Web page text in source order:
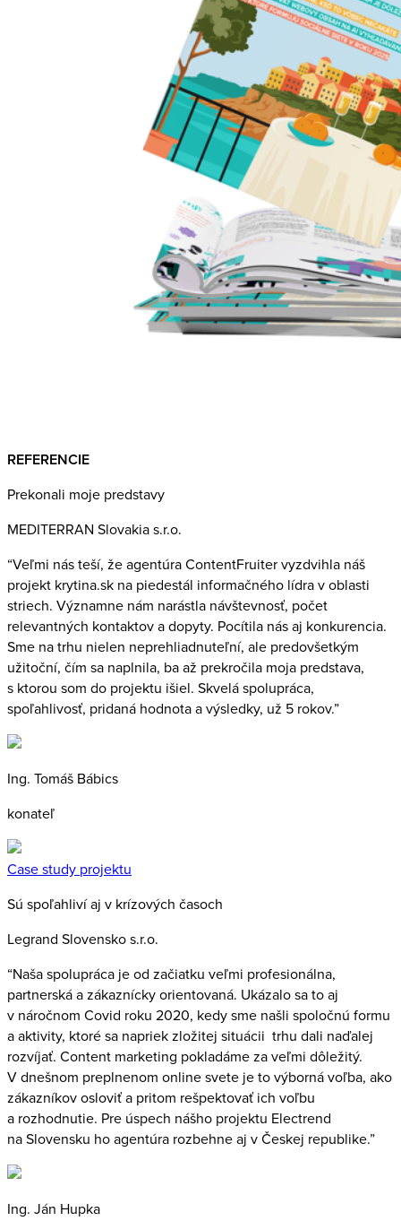
REFERENCIE
Prekonali moje predstavy
MEDITERRAN Slovakia s.r.o.
“Veľmi nás teší, že agentúra ContentFruiter vyzdvihla náš
projekt krytina.sk na piedestál informačného lídra v oblasti
striech. Významne nám narástla návštevnosť, počet
relevantných kontaktov a dopyty. Pocítila nás aj konkurencia.
Sme na trhu nielen neprehliadnuteľní, ale predovšetkým
užitoční, čím sa naplnila, ba až prekročila moja predstava,
s ktorou som do projektu išiel. Skvelá spolupráca,
spoľahlivosť, pridaná hodnota a výsledky, už 5 rokov.”
Ing. Tomáš Bábics
konateľ
Case study projektu
Sú spoľahliví aj v krízových časoch
Legrand Slovensko s.r.o.
“Naša spolupráca je od začiatku veľmi profesionálna,
partnerská a zákaznícky orientovaná. Ukázalo sa to aj
v náročnom Covid roku 2020, kedy sme našli spoločnú formu
a aktivity, ktoré sa napriek zložitej situácii trhu dali naďalej
rozvíjať. Content marketing pokladáme za veľmi dôležitý.
V dnešnom preplnenom online svete je to výborná voľba, ako
zákazníkov osloviť a pritom rešpektovať ich voľbu
a rozhodnutie. Pre úspech nášho projektu Electrend
na Slovensku ho agentúra rozbehne aj v Českej republike.”
Ing. Ján Hupka